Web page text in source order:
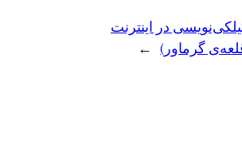
در اينترنت
گرماور)
→